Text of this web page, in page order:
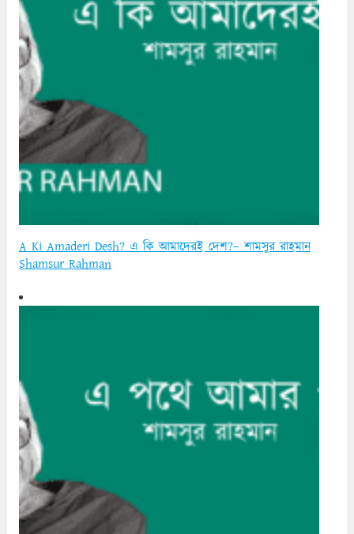
A Ki Amaderi Desh? এ কি আমাদেরই দেশ?– শামসুর রাহমান
Shamsur Rahman